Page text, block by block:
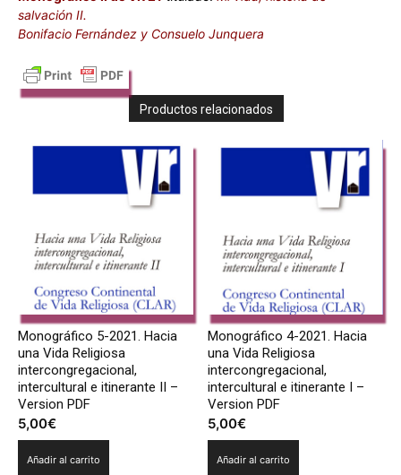
salvación II.
Bonifacio Fernández y Consuelo Junquera
Productos relacionados
Monográfico 5-2021. Hacia
una Vida Religiosa
intercongregacional,
intercultural e itinerante II –
Version PDF
5,00€
Añadir al carrito
Monográfico 4-2021. Hacia
una Vida Religiosa
intercongregacional,
intercultural e itinerante I –
Version PDF
5,00€
Añadir al carrito